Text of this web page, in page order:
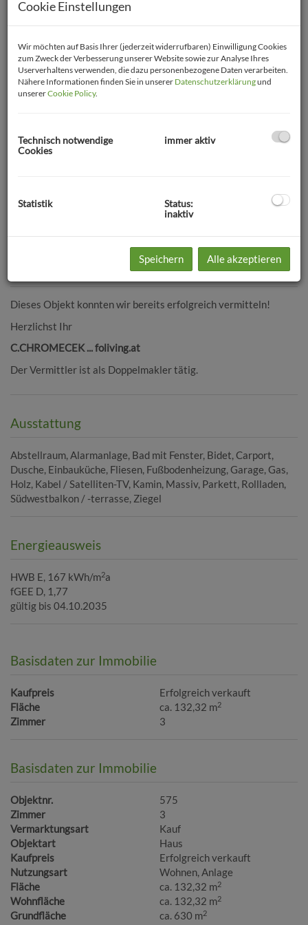
Dieses Objekt konnten wir bereits erfolgreich vermitteln!
Herzlichst Ihr
C.CHROMECEK ... foliving.at
Der Vermittler ist als Doppelmakler tätig.
Ausstattung
Abstellraum Alarmanlage Bad mit Fenster Bidet Carport
Dusche Einbauküche Fliesen Fußbodenheizung Garage Gas
Holz Kabel / Satelliten-TV Kamin Massiv Parkett Rollladen
Südwestbalkon / -terrasse Ziegel
Energieausweis
HWB E, 167 kWh/m2a
fGEE D, 1,77
gültig bis 04.10.2035
Basisdaten zur Immobilie
Kaufpreis
Erfolgreich verkauft
Fläche
ca. 132,32 m2
Zimmer 3
Basisdaten zur Immobilie
Objektnr.
575
Zimmer
3
Vermarktungsart
Kauf
Objektart
Haus
Kaufpreis
Erfolgreich verkauft
Nutzungsart
Wohnen Anlage
Fläche
ca. 132,32 m2
Wohnfläche ca. 132,32 m2
Grundfläche ca. 630 m2
Cookie Einstellungen
Wir möchten auf Basis Ihrer (jederzeit widerrufbaren) Einwilligung Cookies
zum Zweck der Verbesserung unserer Website sowie zur Analyse Ihres
Userverhaltens verwenden, die dazu personenbezogene Daten verarbeiten.
Nähere Informationen finden Sie in unserer Datenschutzerklärungund
unsererCookie Policy.
Technisch notwendige
Cookies
immer aktiv
Statistik
Status:
inaktiv
Speichern Alle akzeptieren